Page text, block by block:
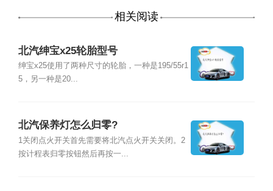
相关阅读
北汽绅宝x25轮胎型号
绅宝x25使用了两种尺寸的轮胎，一种是195/55r1
5，另一种是20...
北汽保养灯怎么归零?
1关闭点火开关首先需要将北汽点火开关关闭。2
按计程表归零按钮然后再按一...